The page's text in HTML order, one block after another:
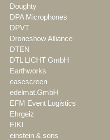
Doughty
DPA Microphones
DPVT
Droneshow Alliance
DTEN
DTL LICHT GmbH
Earthworks
easescreen
edelmat.GmbH
EFM Event Logistics
Ehrgeiz
EIKI
einstein & sons